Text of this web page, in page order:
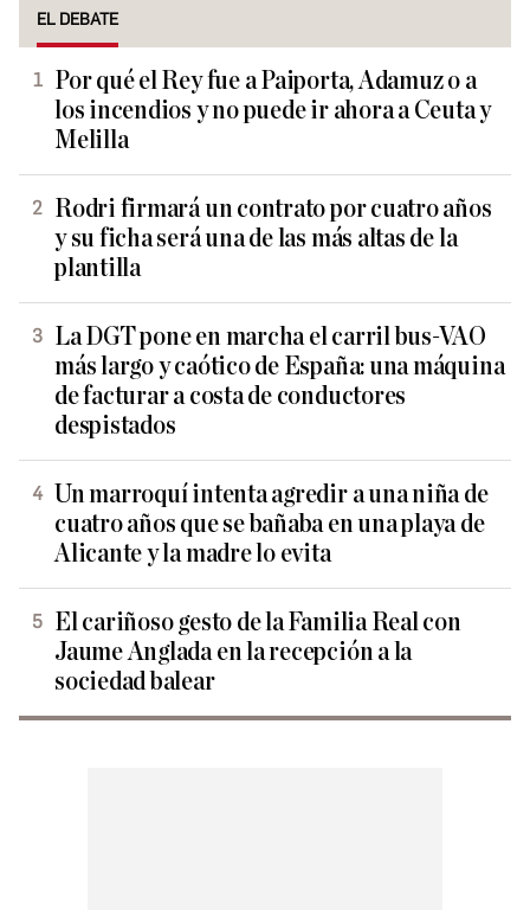
EL DEBATE
Por qué el Rey fue a Paiporta, Adamuz o a
los incendios y no puede ir ahora a Ceuta y
Melilla
Rodri firmará un contrato por cuatro años
y su ficha será una de las más altas de la
plantilla
La DGT pone en marcha el carril bus-VAO
más largo y caótico de España: una máquina
de facturar a costa de conductores
despistados
Un marroquí intenta agredir a una niña de
cuatro años que se bañaba en una playa de
Alicante y la madre lo evita
El cariñoso gesto de la Familia Real con
Jaume Anglada en la recepción a la
sociedad balear